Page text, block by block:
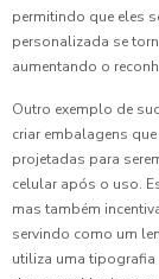
permitindo que eles
personalizada se
aumentando o
Outro exemplo de
criar embalagens
projetadas para
celular após o uso.
mas também
servindo como um
utiliza uma tipografia